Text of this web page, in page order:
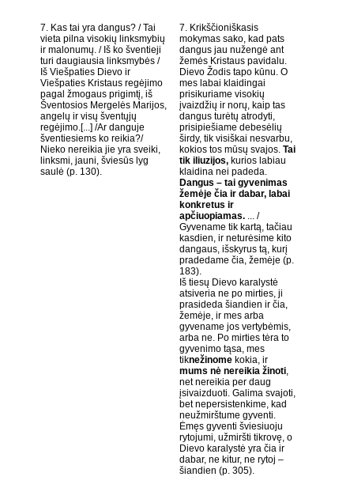
7. Kas tai yra dangus? / Tai
vieta pilna visokių linksmybių
ir malonumų. / Iš ko šventieji
turi daugiausia linksmybės /
Iš Viešpaties Dievo ir
Viešpaties Kristaus regėjimo
pagal žmogaus prigimtį, iš
Šventosios Mergelės Marijos,
angelų ir visų šventųjų
regėjimo.[...] /Ar danguje
šventiesiems ko reikia?/
Nieko nereikia jie yra sveiki,
linksmi, jauni, šviesūs lyg
saulė (p. 130).
7. Krikščioniškasis
mokymas sako, kad pats
dangus jau nužengė ant
žemės Kristaus pavidalu.
Dievo Žodis tapo kūnu. O
mes labai klaidingai
prisikuriame visokių
įvaizdžių ir norų, kaip tas
dangus turėtų atrodyti,
prisipiešiame debesėlių
širdy, tik visiškai nesvarbu,
kokios tos mūsų svajos. Tai
tik iliuzijos, kurios labiau
klaidina nei padeda.
Dangus – tai gyvenimas
žemėje čia ir dabar, labai
konkretus ir
apčiuopiamas. ... /
Gyvename tik kartą, tačiau
kasdien, ir neturėsime kito
dangaus, išskyrus tą, kurį
pradedame čia, žemėje (p.
183).
Iš tiesų Dievo karalystė
atsiveria ne po mirties, ji
prasideda šiandien ir čia,
žemėje, ir mes arba
gyvename jos vertybėmis,
arba ne. Po mirties tėra to
gyvenimo tąsa, mes
tiknežinome kokia, ir
mums nė nereikia žinoti,
net nereikia per daug
įsivaizduoti. Galima svajoti,
bet nepersistenkime, kad
neužmirštume gyventi.
Ėmęs gyventi šviesiuoju
rytojumi, užmiršti tikrovę, o
Dievo karalystė yra čia ir
dabar, ne kitur, ne rytoj –
šiandien (p. 305).